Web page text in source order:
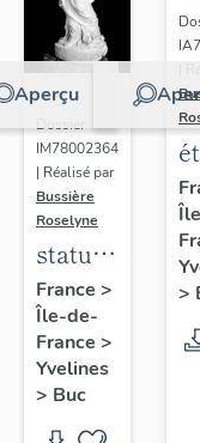
Aperçu
Dossier
IM78002364
| Réalisé par
Bussière
Roselyne
statue :
Vierge
à
l'Enfant
(n°1)
France >
Île-de-
France >
Yvelines
> Buc
>